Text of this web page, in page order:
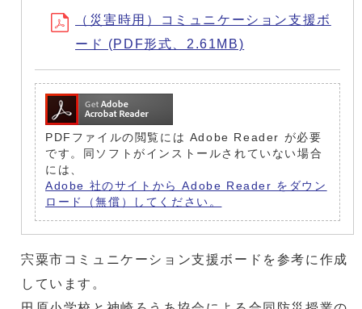
（災害時用）コミュニケーション支援ボ
ード (PDF形式、2.61MB)
PDFファイルの閲覧には Adobe Reader が必要
です。同ソフトがインストールされていない場合
には、
Adobe 社のサイトから Adobe Reader をダウン
ロード（無償）してください。
宍粟市コミュニケーション支援ボードを参考に作成
しています。